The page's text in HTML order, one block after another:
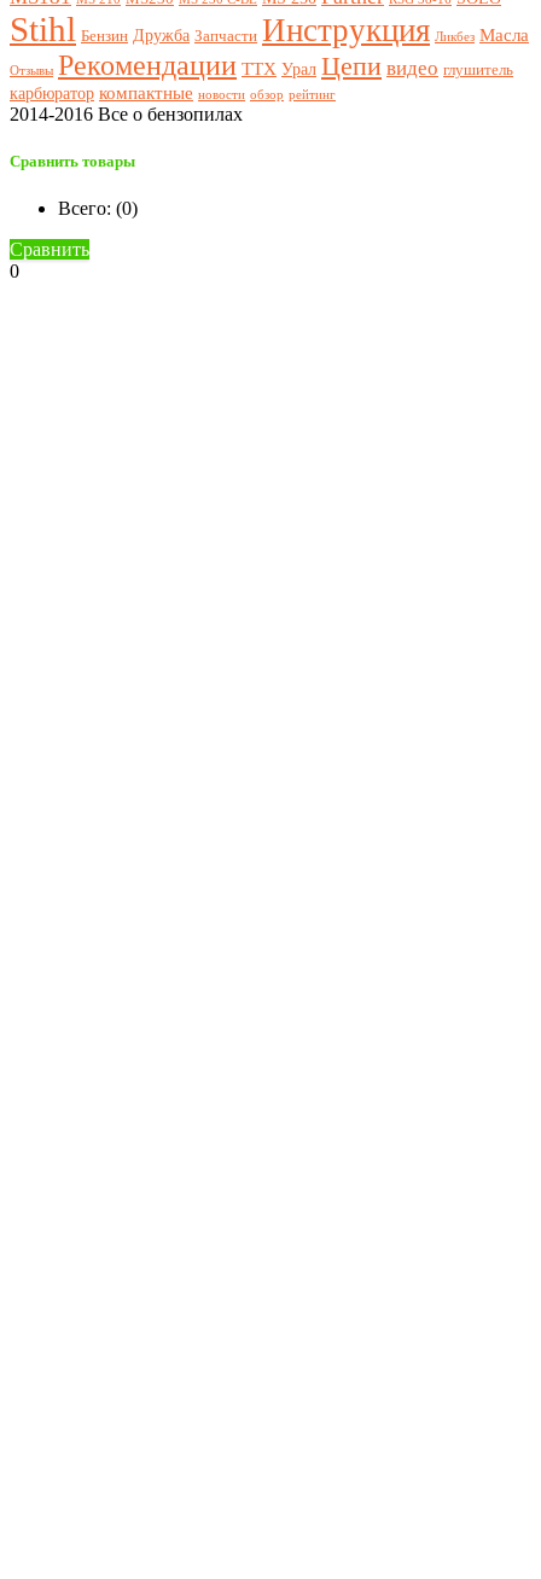
Stihl Бензин Дружба Запчасти Инструкция Ликбез Масла
Отзывы Рекомендации ТТХ Урал Цепи видео глушитель
карбюратор компактные новости обзор рейтинг
2014-2016 Все о бензопилах
Сравнить товары
Всего: (0)
Сравнить
0